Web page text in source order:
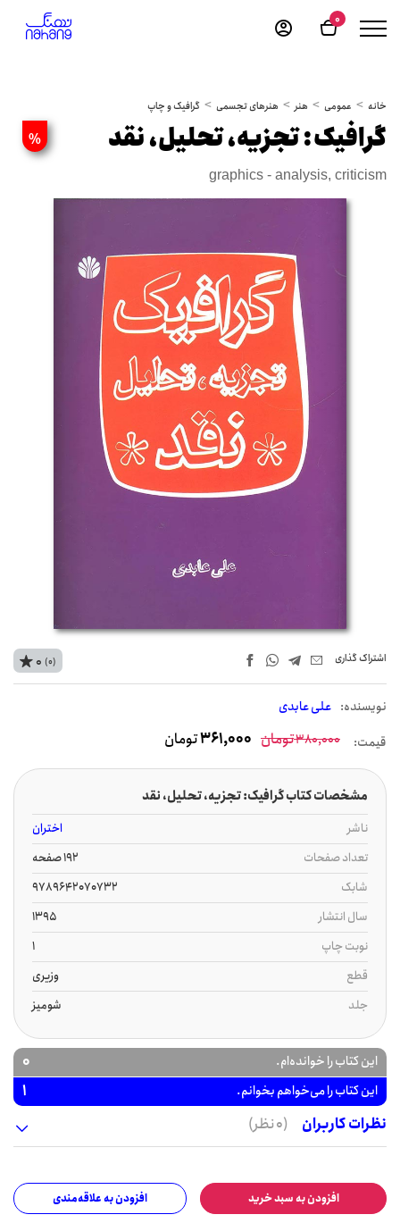
0
خانه عمومی هنر هنرهای تجسمی گرافیک و چاپ
% گرافیک: تجزیه، تحلیل، نقد
graphics - analysis, criticism
اشتراک‌ گذاری
نويسنده: علی عابدی
0 (0)
قیمت: 380,000تومان 361,000تومان
مشخصات کتاب گرافیک: تجزیه، تحلیل، نقد
ناشر
اختران
تعداد صفحات
192 صفحه
شابک
9789642070732
سال انتشار
1395
نوبت چاپ
1
قطع
وزیری
جلد
شومیز
این کتاب را خوانده‌ام. 0
این کتاب را می‌خواهم بخوانم.
1
نظرات کاربران
(0 نظر)
افزودن به سبد خرید افزودن به علاقه‌مندی